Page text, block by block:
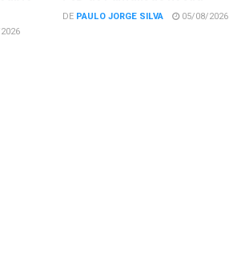
DE PAULO JORGE SILVA 05/08/2026